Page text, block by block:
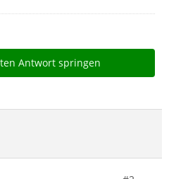
Antwort springen